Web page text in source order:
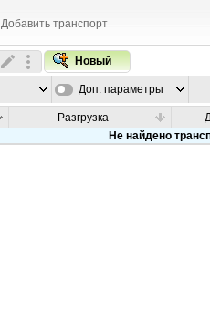
Добавить транспорт
Новый
Доп. параметры
Разгрузка
Не найдено